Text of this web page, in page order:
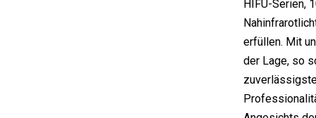
HIFU-Serien,
erfüllen. Mit
der Lage, so